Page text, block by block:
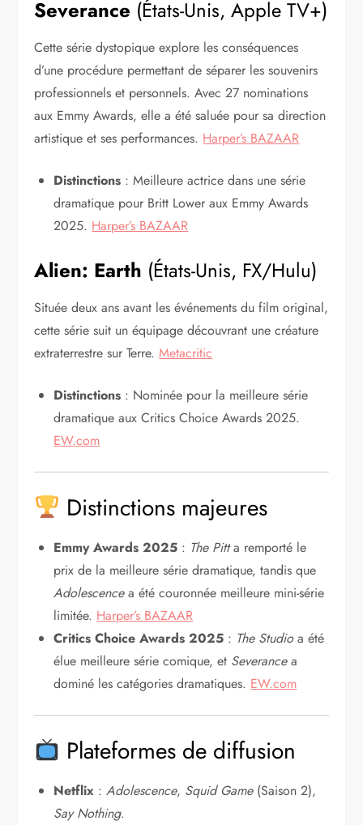
Severance (États-Unis, Apple TV+)
Cette série dystopique explore les conséquences
d’une procédure permettant de séparer les souvenirs
professionnels et personnels. Avec 27 nominations
aux Emmy Awards, elle a été saluée pour sa direction
artistique et ses performances. Harper’s BAZAAR
Distinctions : Meilleure actrice dans une série
dramatique pour Britt Lower aux Emmy Awards
2025. Harper’s BAZAAR
Alien: Earth (États-Unis, FX/Hulu)
Située deux ans avant les événements du film original,
cette série suit un équipage découvrant une créature
extraterrestre sur Terre.Metacritic
Distinctions : Nominée pour la meilleure série
dramatique aux Critics Choice Awards 2025.
EW.com
Distinctions majeures
Emmy Awards 2025 : The Pitta remporté le
prix de la meilleure série dramatique, tandis que
Adolescencea été couronnée meilleure mini-série
limitée. Harper’s BAZAAR
Critics Choice Awards 2025 : The Studioa été
élue meilleure série comique, et Severancea
dominé les catégories dramatiques. EW.com
Plateformes de diffusion
Netflix :Adolescence, Squid Game(Saison 2),
Say Nothing.